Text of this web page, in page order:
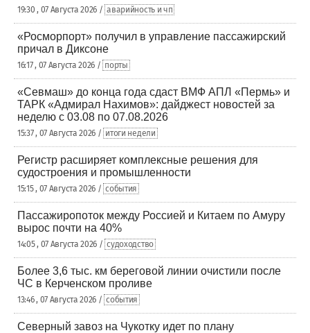
19:30 , 07 Августа 2026 / аварийность и чп
«Росморпорт» получил в управление пассажирский
причал в Диксоне
16:17 , 07 Августа 2026 / порты
«Севмаш» до конца года сдаст ВМФ АПЛ «Пермь» и
ТАРК «Адмирал Нахимов»: дайджест новостей за
неделю с 03.08 по 07.08.2026
15:37 , 07 Августа 2026 / итоги недели
Регистр расширяет комплексные решения для
судостроения и промышленности
15:15 , 07 Августа 2026 / события
Пассажиропоток между Россией и Китаем по Амуру
вырос почти на 40%
14:05 , 07 Августа 2026 / судоходство
Более 3,6 тыс. км береговой линии очистили после
ЧС в Керченском проливе
13:46 , 07 Августа 2026 / события
Северный завоз на Чукотку идет по плану